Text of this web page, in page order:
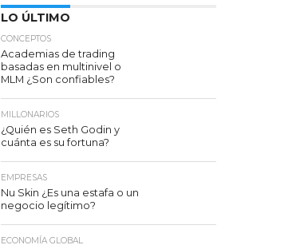
LO ÚLTIMO
CONCEPTOS
Academias de trading
basadas en multinivel o
MLM ¿Son confiables?
MILLONARIOS
¿Quién es Seth Godin y
cuánta es su fortuna?
EMPRESAS
Nu Skin ¿Es una estafa o un
negocio legítimo?
ECONOMÍA GLOBAL